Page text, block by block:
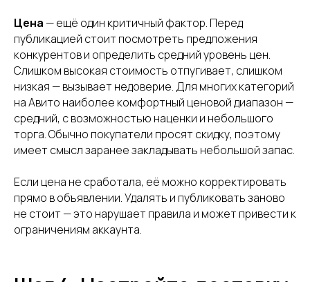
Цена — ещё один критичный фактор. Перед
публикацией стоит посмотреть предложения
конкурентов и определить средний уровень цен.
Слишком высокая стоимость отпугивает, слишком
низкая — вызывает недоверие. Для многих категорий
на Авито наиболее комфортный ценовой диапазон —
средний, с возможностью наценки и небольшого
торга. Обычно покупатели просят скидку, поэтому
имеет смысл заранее закладывать небольшой запас.
Если цена не сработала, её можно корректировать
прямо в объявлении. Удалять и публиковать заново
не стоит — это нарушает правила и может привести к
ограничениям аккаунта.